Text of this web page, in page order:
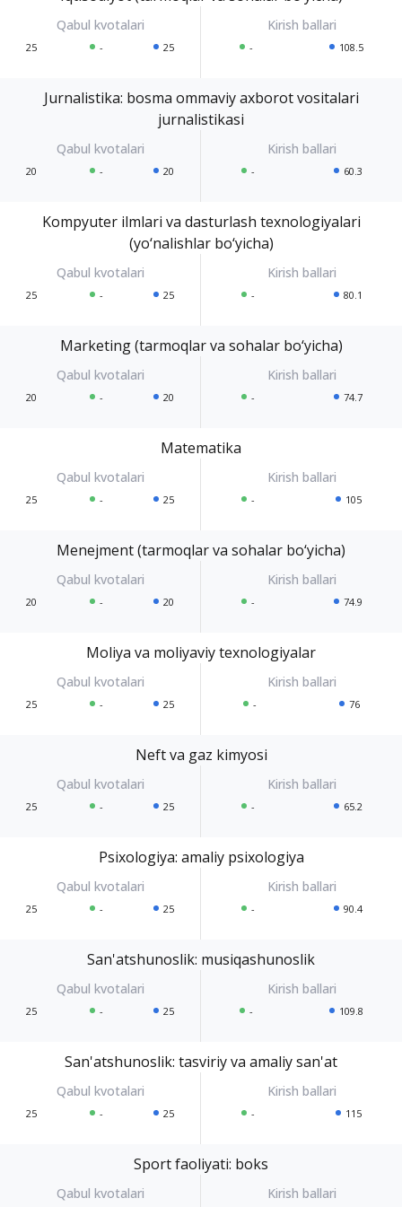
25 - 25 - 108.5
Jurnalistika: bosma ommaviy axborot vositalari
jurnalistikasi
20 - 20 - 60.3
Kompyuter ilmlari va dasturlash texnologiyalari
(yo‘nalishlar bo‘yicha)
25 - 25 - 80.1
Marketing (tarmoqlar va sohalar bo‘yicha)
20 - 20 - 74.7
Matematika
25 - 25 - 105
Menejment (tarmoqlar va sohalar bo‘yicha)
20 - 20 - 74.9
Moliya va moliyaviy texnologiyalar
25 - 25 - 76
Neft va gaz kimyosi
25 - 25 - 65.2
Psixologiya: amaliy psixologiya
25 - 25 - 90.4
San'atshunoslik: musiqashunoslik
25 - 25 - 109.8
San'atshunoslik: tasviriy va amaliy san'at
25 - 25 - 115
Sport faoliyati: boks